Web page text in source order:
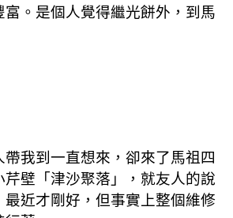
富。是個人覺得繼光餅外，到馬
我到一直想來，卻來了馬祖四
芹壁「津沙聚落」，就友人的說
最近才剛好，但事實上整個維修